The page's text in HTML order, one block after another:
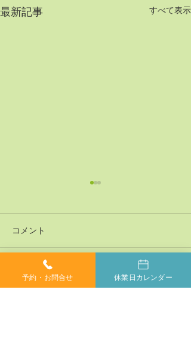
最新記事 すべて表示
神経系機能の最適化：身
コメント
コメントを追加…
予約・お問合せ 休業日カレンダー